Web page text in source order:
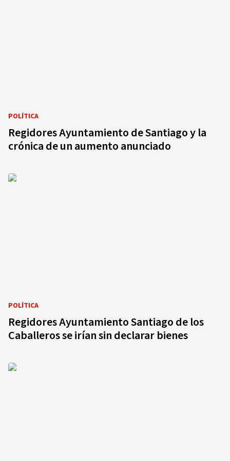
POLÍTICA
Regidores Ayuntamiento de Santiago y la
crónica de un aumento anunciado
POLÍTICA
Regidores Ayuntamiento Santiago de los
Caballeros se irían sin declarar bienes